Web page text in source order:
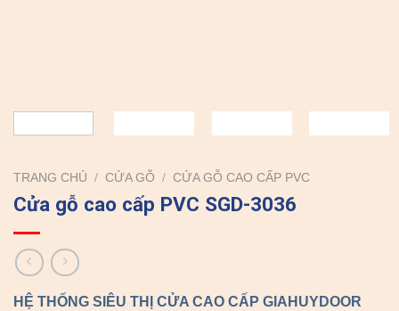
TRANG CHỦ / CỬA GỖ / CỬA GỖ CAO CẤP PVC
Cửa gỗ cao cấp PVC SGD-3036
HỆ THỐNG SIÊU THỊ CỬA CAO CẤP GIAHUYDOOR